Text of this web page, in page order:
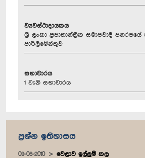
ව්‍යවස්ථාදායකය
ශ්‍රී ලංකා ප්‍රජාතාන්ත්‍රික සමාජවාදී
පාර්ලිමේන්තුව
සභාවාරය
1 වැනි සභාවාරය
ප්‍රශ්න ඉතිහාසය
09-06-2010 වෙලාව ඉල්ලුම් කල